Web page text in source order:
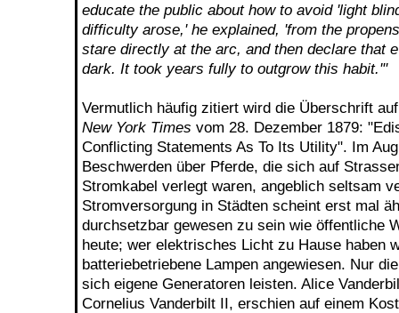
educate the public about how to avoid 'light
difficulty arose,' he explained, 'from the
stare directly at the arc, and then declare that
dark. It took years fully to outgrow this habit.'"
Vermutlich häufig zitiert wird die Überschrift
New York Times vom 28. Dezember 1879:
Conflicting Statements As To Its Utility". Im
Beschwerden über Pferde, die sich auf
Stromkabel verlegt waren, angeblich seltsam
Stromversorgung in Städten scheint erst mal
durchsetzbar gewesen zu sein wie öffentliche
heute; wer elektrisches Licht zu Hause haben
batteriebetriebene Lampen angewiesen. Nur
sich eigene Generatoren leisten. Alice
Cornelius Vanderbilt II, erschien auf einem